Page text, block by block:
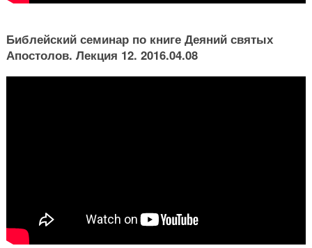
Библейский семинар по книге Деяний святых
Апостолов. Лекция 12. 2016.04.08